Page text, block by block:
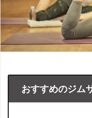
おすすめのジム